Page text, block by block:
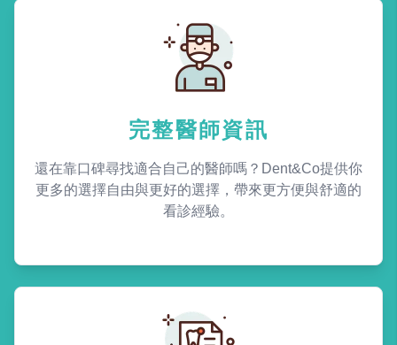
完整醫師資訊
還在靠口碑尋找適合自己的醫師嗎？Dent&Co提供你
更多的選擇自由與更好的選擇，帶來更方便與舒適的
看診經驗。